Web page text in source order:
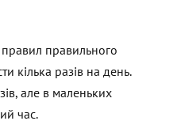
правильного
кілька разів на день.
але в маленьких
час.